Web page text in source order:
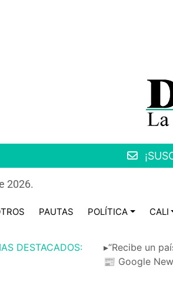
2026.
PAUTAS POLÍTICA CALI
DESTACADOS: ▸“Recibe un
📰 Google